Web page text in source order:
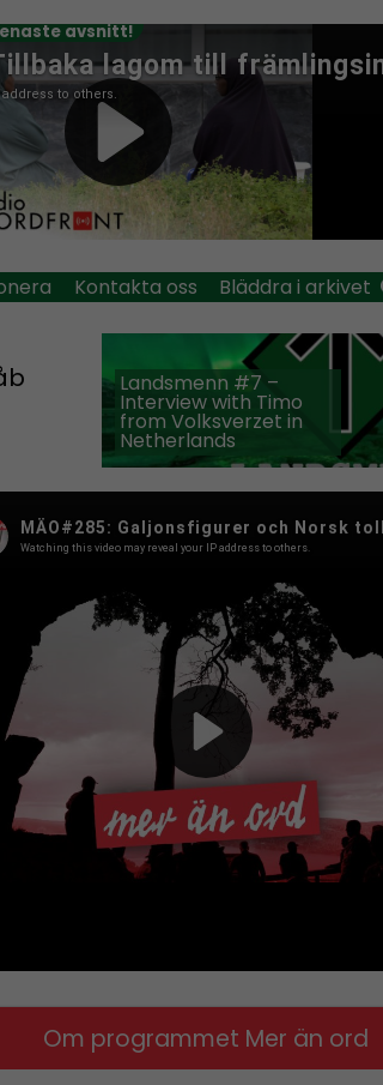
avsnitt!
Kontakta oss Bläddra i arkivet
Landsmenn #7 –
Interview with Timo
from Volksverzet in
Netherlands
Om programmet Mer än ord